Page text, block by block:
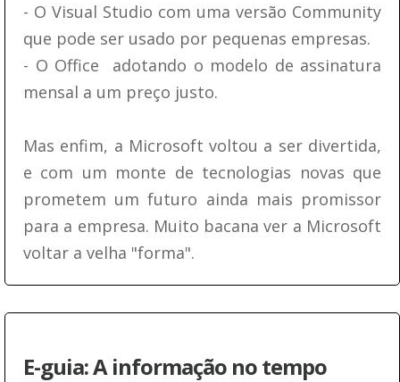
- O Visual Studio com uma versão Community
que pode ser usado por pequenas empresas.
- O Office adotando o modelo de assinatura
mensal a um preço justo.
Mas enfim, a Microsoft voltou a ser divertida,
e com um monte de tecnologias novas que
prometem um futuro ainda mais promissor
para a empresa. Muito bacana ver a Microsoft
voltar a velha "forma".
E-guia: A informação no tempo